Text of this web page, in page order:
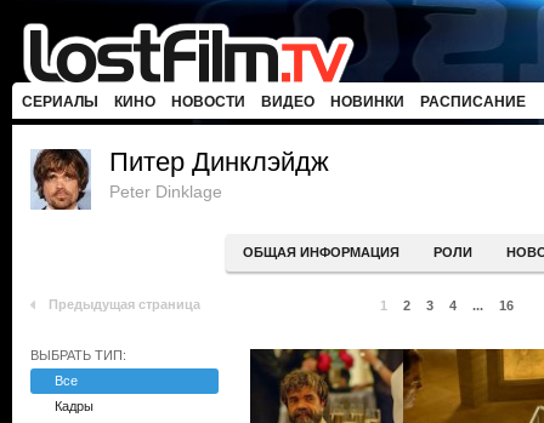
СЕРИАЛЫ КИНО НОВОСТИ ВИДЕО НОВИНКИ РАСПИСАНИЕ
Питер Динклэйдж
Peter Dinklage
ОБЩАЯ ИНФОРМАЦИЯ РОЛИ
Предыдущая страница 1 2 3 4 ... 16
ВЫБРАТЬ ТИП:
Все
Кадры